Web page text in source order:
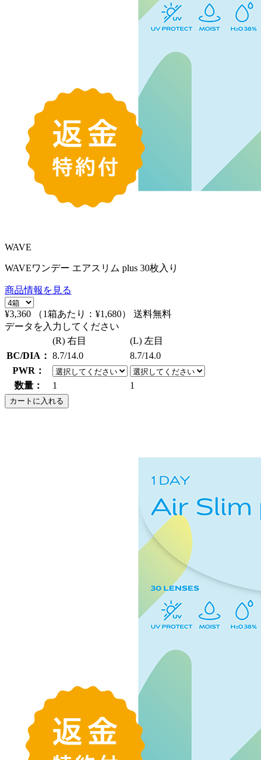
WAVE
WAVEワンデー エアスリム plus 30枚入り
商品情報を見る
¥3,360 （1箱あたり： ¥1,680）
送料無料
データを入力してください
(R) 右目
(L) 左目
BC/DIA： 8.7/14.0
8.7/14.0
PWR：
数量：
1 1
カートに入れる